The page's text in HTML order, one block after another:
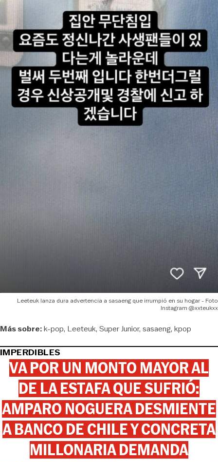
Leeteuk lanza dura advertencia a sasaeng que irrumpió en su hogar - Foto
Instagram @xxteukxx
Más sobre:k-pop Leeteuk Super Junior sasaeng kpop
IMPERDIBLES
VA POR UN MONTO MAYOR AL
DE LA ESTAFA QUE SUFRIÓ:
AMPARO NOGUERA DESMIENTE
A BANCO DE CHILE Y CONCRETA
MILLONARIA DEMANDA